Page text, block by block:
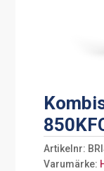
Artikelnr:
Varumärke: